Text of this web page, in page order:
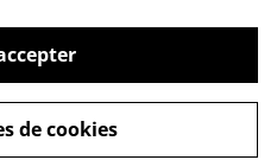
confidentialité
de cookies